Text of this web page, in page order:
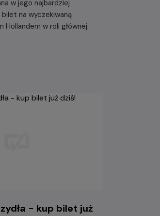
w jego najbardziej
na wyczekiwaną
Hollandem w roli głównej.
- kup bilet już